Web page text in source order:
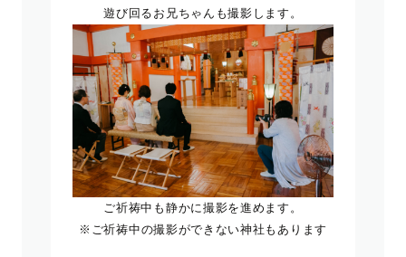
遊び回るお兄ちゃんも撮影します。
ご祈祷中も静かに撮影を進めます。
※ご祈祷中の撮影ができない神社もあります